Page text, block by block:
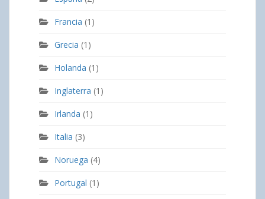
Francia (1)
Grecia (1)
Holanda (1)
Inglaterra (1)
Irlanda (1)
Italia (3)
Noruega (4)
Portugal (1)